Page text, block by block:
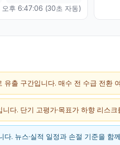
오후 6:47:06 (30초 자동)
유출 구간입니다. 매수 전 수급 전환
다. 단기 고평가·목표가 하향 리스크
. 뉴스·실적 일정과 손절 기준을 함